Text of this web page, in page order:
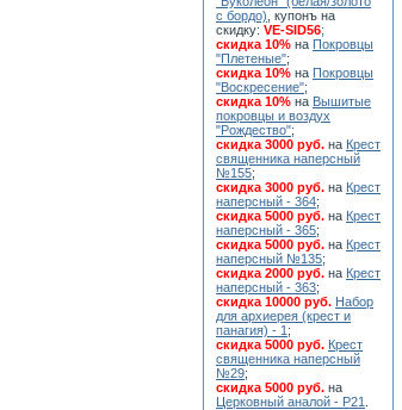
с бордо) , купонъ на
скидку: VE-SID56;
скидка 10% на Покровцы
"Плетеные";
скидка 10% на Покровцы
"Воскресение";
скидка 10% на Вышитые
покровцы и воздух
"Рождество";
скидка 3000 руб. на Крест
священника наперсный
№155;
скидка 3000 руб. на Крест
наперсный - 364;
скидка 5000 руб. на Крест
наперсный - 365;
скидка 5000 руб. на Крест
наперсный №135;
скидка 2000 руб. на Крест
наперсный - 363;
скидка 10000 руб. Набор
для архиерея (крест и
панагия) - 1 ;
скидка 5000 руб. Крест
священника наперсный
№29;
скидка 5000 руб. на
Церковный аналой - Р21